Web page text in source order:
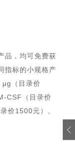
品，均可免费获
指标的小规格产
（目录价
CSF（目录价
价1500元）。